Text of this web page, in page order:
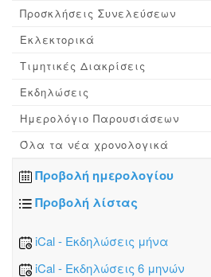
Προσκλήσεις Συνελεύσεων
Εκλεκτορικά
Τιμητικές Διακρίσεις
Εκδηλώσεις
Ημερολόγιο Παρουσιάσεων
Όλα τα νέα χρονολογικά
Προβολή ημερολογίου
Προβολή λίστας
iCal - Εκδηλώσεις μήνα
iCal - Εκδηλώσεις 6 μηνών